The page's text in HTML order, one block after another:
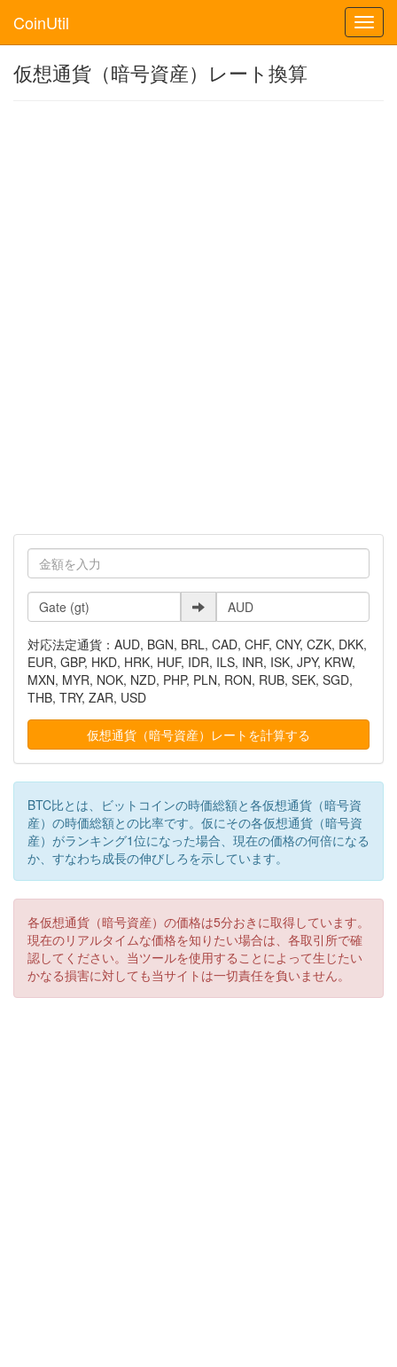
CoinUtil
仮想通貨（暗号資産）レート換算
対応法定通貨：AUD, BGN, BRL, CAD, CHF, CNY, CZK, DKK,
EUR, GBP, HKD, HRK, HUF, IDR, ILS, INR, ISK, JPY, KRW,
MXN, MYR, NOK, NZD, PHP, PLN, RON, RUB, SEK, SGD,
THB, TRY, ZAR, USD
BTC比とは、ビットコインの時価総額と各仮想通貨（暗号資
産）の時価総額との比率です。仮にその各仮想通貨（暗号資
産）がランキング1位になった場合、現在の価格の何倍になる
か、すなわち成長の伸びしろを示しています。
各仮想通貨（暗号資産）の価格は5分おきに取得しています。
現在のリアルタイムな価格を知りたい場合は、各取引所で確
認してください。当ツールを使用することによって生じたい
かなる損害に対しても当サイトは一切責任を負いません。